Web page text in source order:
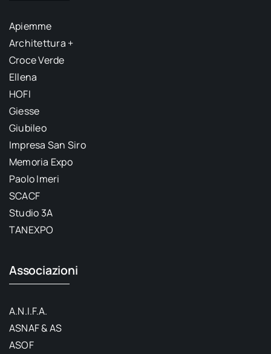
Apiemme
Architettura +
Croce Verde
Ellena
HOFI
Giesse
Giubileo
Impresa San Siro
Memoria Expo
Paolo Imeri
SCACF
Studio 3A
TANEXPO
Associazioni
A.N.I.F.A.
ASNAF & AS
ASOF